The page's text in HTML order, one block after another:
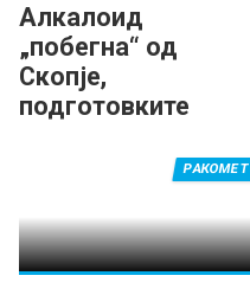
Алкалоид
„побегна“ од
Скопје,
подготовките
РАКОМЕТ